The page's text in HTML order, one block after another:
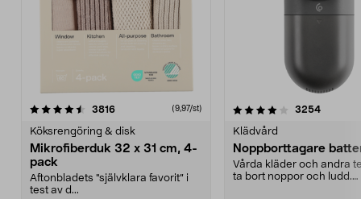
3816recensioner (9,97/st)
Köksrengöring & disk
Mikrofiberduk 32 x 31 cm, 4-
pack
Aftonbladets "självklara favorit” i
test av d...
4.0av 5 stjärnor 3254
Klädvård
Noppborttagare
Vårda kläder och andra
ta bort noppor och ludd.
4.5av 5 stjärnor